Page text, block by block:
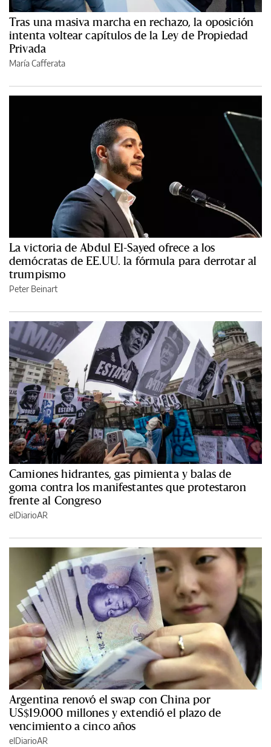
Tras una masiva marcha en rechazo, la oposición
intenta voltear capítulos de la Ley de Propiedad
Privada
María Cafferata
La victoria de Abdul El-Sayed ofrece a los
demócratas de EE.UU. la fórmula para derrotar al
trumpismo
Peter Beinart
Camiones hidrantes, gas pimienta y balas de
goma contra los manifestantes que protestaron
frente al Congreso
elDiarioAR
Argentina renovó el swap con China por
US$19.000 millones y extendió el plazo de
vencimiento a cinco años
elDiarioAR